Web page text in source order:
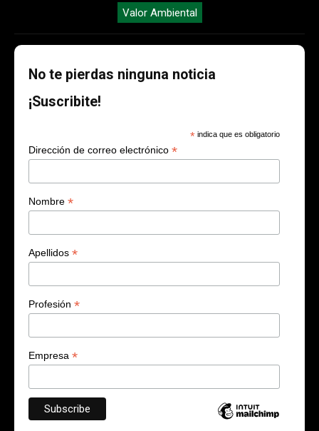
Valor Ambiental
No te pierdas ninguna noticia
¡Suscribite!
* indica que es obligatorio
Dirección de correo electrónico *
Nombre *
Apellidos *
Profesión *
Empresa *